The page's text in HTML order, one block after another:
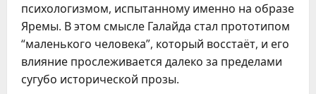
психологизмом, испытанному именно на образе
Яремы. В этом смысле Галайда стал прототипом
“маленького человека”, который восстаёт, и его
влияние прослеживается далеко за пределами
сугубо исторической прозы.